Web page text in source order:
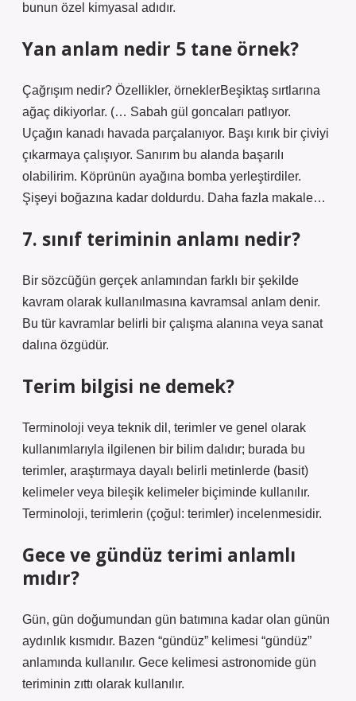
bunun özel kimyasal adıdır.
Yan anlam nedir 5 tane örnek?
Çağrışım nedir? Özellikler, örneklerBeşiktaş sırtlarına
ağaç dikiyorlar. (… Sabah gül goncaları patlıyor.
Uçağın kanadı havada parçalanıyor. Başı kırık bir çiviyi
çıkarmaya çalışıyor. Sanırım bu alanda başarılı
olabilirim. Köprünün ayağına bomba yerleştirdiler.
Şişeyi boğazına kadar doldurdu. Daha fazla makale…
7. sınıf teriminin anlamı nedir?
Bir sözcüğün gerçek anlamından farklı bir şekilde
kavram olarak kullanılmasına kavramsal anlam denir.
Bu tür kavramlar belirli bir çalışma alanına veya sanat
dalına özgüdür.
Terim bilgisi ne demek?
Terminoloji veya teknik dil, terimler ve genel olarak
kullanımlarıyla ilgilenen bir bilim dalıdır; burada bu
terimler, araştırmaya dayalı belirli metinlerde (basit)
kelimeler veya bileşik kelimeler biçiminde kullanılır.
Terminoloji, terimlerin (çoğul: terimler) incelenmesidir.
Gece ve gündüz terimi anlamlı
mıdır?
Gün, gün doğumundan gün batımına kadar olan günün
aydınlık kısmıdır. Bazen “gündüz” kelimesi “gündüz”
anlamında kullanılır. Gece kelimesi astronomide gün
teriminin zıttı olarak kullanılır.